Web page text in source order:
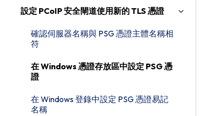
設定 PCoIP 安全閘道使用新的 TLS 憑證
確認伺服器名稱與 PSG 憑證主體名稱相
符
在 Windows 憑證存放區中設定 PSG 憑
證
在 Windows 登錄中設定 PSG 憑證易記
名稱